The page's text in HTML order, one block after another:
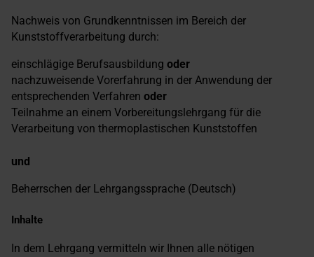
Nachweis von Grundkenntnissen im Bereich der
Kunststoffverarbeitung durch:
einschlägige Berufsausbildung oder
nachzuweisende Vorerfahrung in der Anwendung der
entsprechenden Verfahren oder
Teilnahme an einem Vorbereitungslehrgang für die
Verarbeitung von thermoplastischen Kunststoffen
und
Beherrschen der Lehrgangssprache (Deutsch)
Inhalte
In dem Lehrgang vermitteln wir Ihnen alle nötigen